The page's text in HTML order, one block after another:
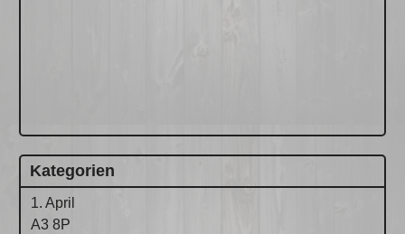
Kategorien
1. April
A3 8P